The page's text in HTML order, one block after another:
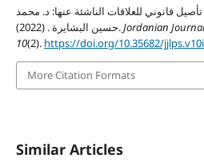
قانوني للعلاقات الناشئة عنها: د. محمد
حسين البشايرة . (2022).Jordanian
10(2). https://doi.org/10.35682/
More Citation Formats
Similar Articles